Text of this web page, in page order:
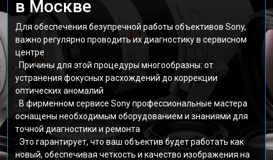
в Москве
Для обеспечения безупречной работы объективов Sony,
важно регулярно проводить их диагностику в сервисном
центре
. Причины для этой процедуры многообразны: от
устранения фокусных расхождений до коррекции
оптических аномалий
. В фирменном сервисе Sony профессиональные мастера
оснащены необходимым оборудованием и знаниями для
точной диагностики и ремонта
. Это гарантирует, что ваш объектив будет работать как
новый, обеспечивая четкость и качество изображения на